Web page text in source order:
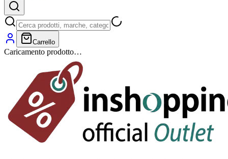
Carrello
Caricamento prodotto…